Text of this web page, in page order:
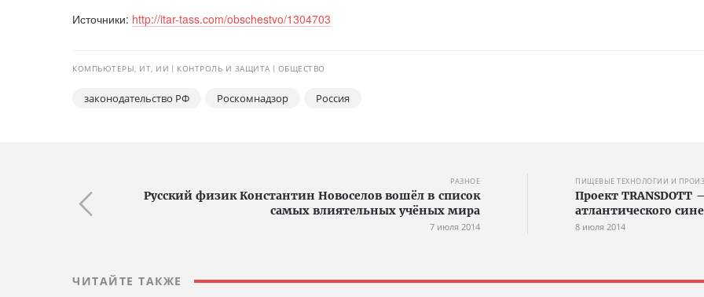
Источники: http://itar-tass.com/obschestvo/1304703
КОМПЬЮТЕРЫ, ИТ, ИИ КОНТРОЛЬ И ЗАЩИТА ОБЩЕСТВО
законодательство РФ Роскомнадзор Россия
РАЗНОЕ
Русский физик Константин Новоселов вошёл в список
самых влиятельных учёных мира
7 июля 2014
ПИЩЕВЫЕ ТЕХНОЛОГИИ И
Проект TRANSDOTT
атлантического
8 июля 2014
ЧИТАЙТЕ ТАКЖЕ